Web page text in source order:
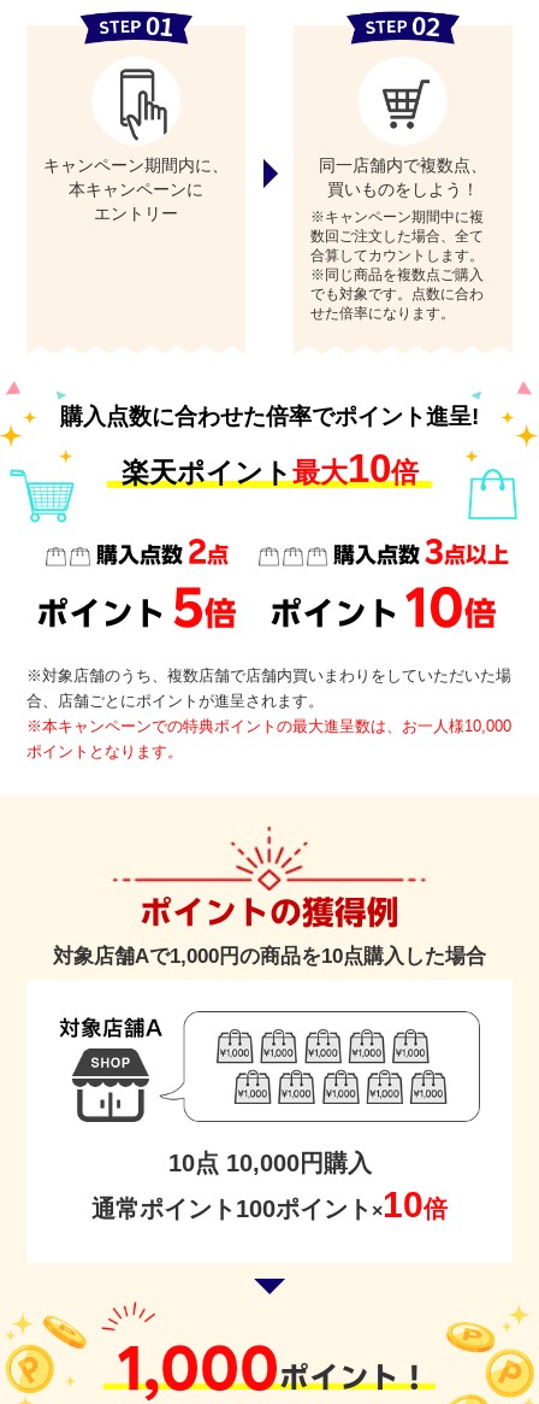
キャンペーン期間内に、
本キャンペーンに
エントリー
同一店舗内で複数点、
買いものをしよう！
※キャンペーン期間中に複
数回ご注文した場合、全て
合算してカウントします。
※同じ商品を複数点ご購入
でも対象です。点数に合わ
せた倍率になります。
購入点数に合わせた倍率でポイント進呈!
楽天ポイント最大10倍
購入点数 2点
ポイント 5倍
購入点数3点以上
ポイント 10倍
※対象店舗のうち、複数店舗で店舗内買いまわりをしていただいた場
合、店舗ごとにポイントが進呈されます。
※本キャンペーンでの特典ポイントの最大進呈数は、お一人様10,000
ポイントとなります。
ポイントの獲得例
対象店舗Aで1,000円の商品を10点購入した場合
10点 10,000円購入
通常ポイント100ポイント ×10倍
1,000ポイント！